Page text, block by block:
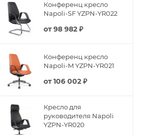
Конференц кресло
Napoli-SF YZPN-YR022
от98 982 ₽
Конференц кресло
Napoli-M YZPN-YR021
от106 002 ₽
Кресло для
руководителя Napoli
YZPN-YR020